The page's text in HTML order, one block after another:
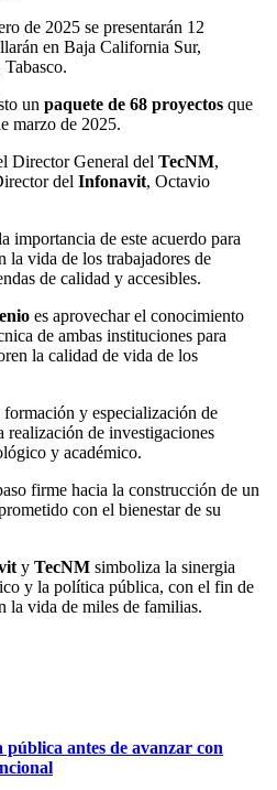
de 2025 se presentarán 12
en Baja California Sur,
un paquete de 68 proyectos que
marzo de 2025.
Director General del TecNM,
del Infonavit, Octavio
importancia de este acuerdo para
la vida de los trabajadores de
de calidad y accesibles.
es aprovechar el conocimiento
de ambas instituciones para
la calidad de vida de los
y especialización de
realización de investigaciones
y académico.
firme hacia la construcción de un
con el bienestar de su
y TecNM simboliza la sinergia
y la política pública, con el fin de
la vida de miles de familias.
antes de avanzar con